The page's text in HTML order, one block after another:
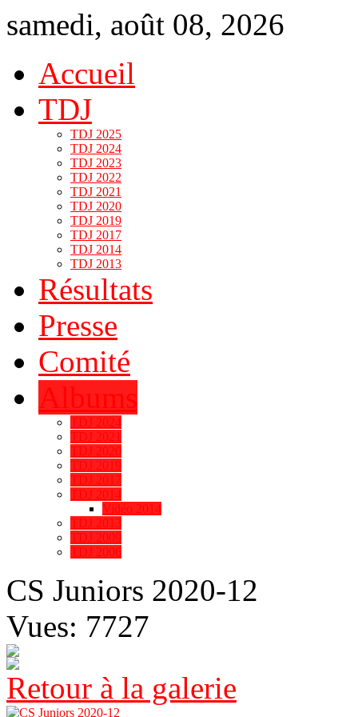
samedi, août 08, 2026
Accueil
TDJ
TDJ 2025
TDJ 2024
TDJ 2023
TDJ 2022
TDJ 2021
TDJ 2020
TDJ 2019
TDJ 2017
TDJ 2014
TDJ 2013
Résultats
Presse
Comité
Albums
TDJ 2024
TDJ 2021
TDJ 2020
TDJ 2019
TDJ 2017
TDJ 2014
Vidéo 2014
TDJ 2013
TDJ 2009
TDJ 2006
CS Juniors 2020-12
Vues: 7727
Retour à la galerie